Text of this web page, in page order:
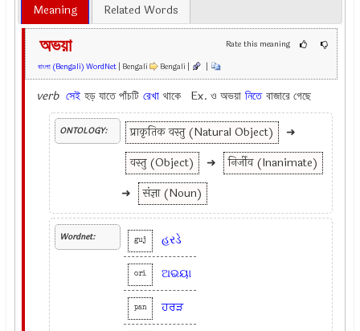
Meaning Related Words
Rate this meaning
অভয়া
বাংলা (Bengali) WordNet | Bengali Bengali | |
verb সেই হড় যাতে পাঁচটি রেখা থাকে Ex.ও অভয়া নিতে বাজারে গেছে
ONTOLOGY: प्राकृतिक वस्तु (Natural Object)
➜
वस्तु (Object)
➜
निर्जीव (Inanimate)
➜
संज्ञा (Noun)
Wordnet: guj હરડે
ori ଅଭୟା
pan ਹਰੜ